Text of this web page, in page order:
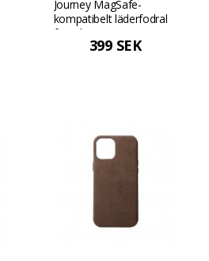
Journey MagSafe-
kompatibelt läderfodral
för iPhone 12 Pro Max -
399 SEK